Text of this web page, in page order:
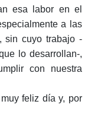
esa labor en el
a las
sin cuyo trabajo -
lo desarrollan-,
con nuestra
feliz día y, por